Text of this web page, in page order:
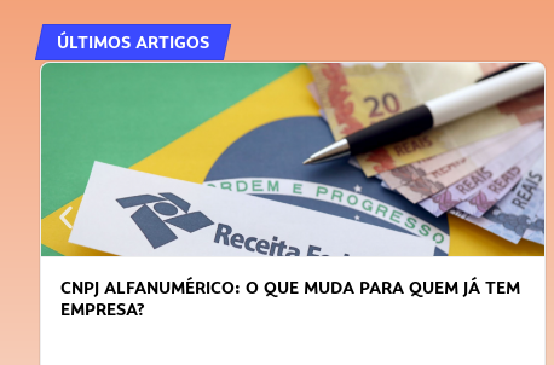
ÚLTIMOS ARTIGOS
CNPJ ALFANUMÉRICO: O QUE MUDA PARA QUEM JÁ TEM
EMPRESA?